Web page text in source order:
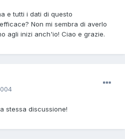
e tutti i dati di questo
Non mi sembra di averlo
agli inizi anch'io! Ciao e grazie.
stessa discussione!